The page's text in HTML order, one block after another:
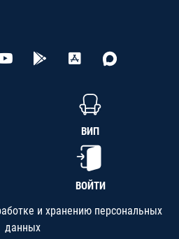
ВИП
ВОЙТИ
и хранению персональных
данных